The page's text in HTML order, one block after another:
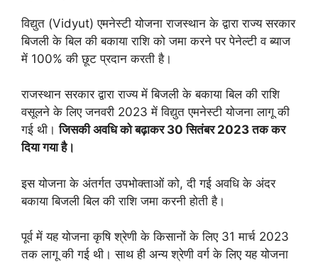
विद्युत (Vidyut) एमनेस्टी योजना राजस्थान के द्वारा राज्य सरकार
बिजली के बिल की बकाया राशि को जमा करने पर पेनेल्टी व ब्याज
में 100% की छूट प्रदान करती है।
राजस्थान सरकार द्वारा राज्य में बिजली के बकाया बिल की राशि
वसूलने के लिए जनवरी 2023 में विद्युत एमनेस्टी योजना लागू की
गई थी।जिसकी अवधि को बढ़ाकर 30 सितंबर 2023 तक कर
दिया गया है।
इस योजना के अंतर्गत उपभोक्ताओं को, दी गई अवधि के अंदर
बकाया बिजली बिल की राशि जमा करनी होती है।
पूर्व में यह योजना कृषि श्रेणी के किसानों के लिए 31 मार्च 2023
तक लागू की गई थी। साथ ही अन्य श्रेणी वर्ग के लिए यह योजना